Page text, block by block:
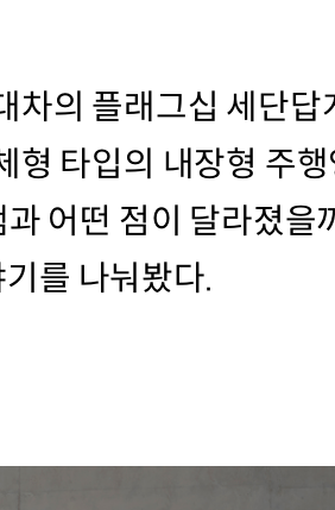
차의 플래그십 세단
형 타입의 내장형 주
어떤 점이 달라졌
를 나눠봤다.